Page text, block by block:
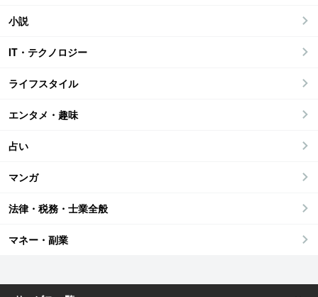
小説
IT・テクノロジー
ライフスタイル
エンタメ・趣味
占い
マンガ
法律・税務・士業全般
マネー・副業